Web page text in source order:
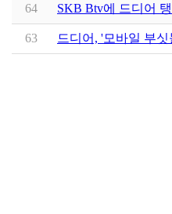
64 SKB Btv에 드디어
63 드디어, '모바일 부